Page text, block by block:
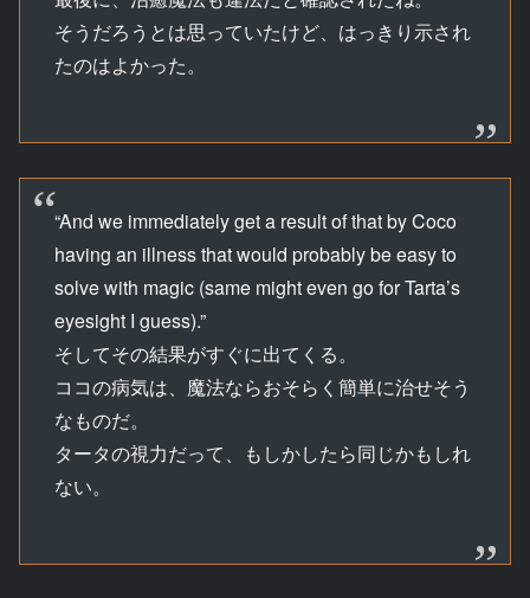
そうだろうとは思っていたけど、はっきり示され
たのはよかった。
“And we immediately get a result of that by Coco
having an illness that would probably be easy to
solve with magic (same might even go for Tarta’s
eyesight I guess).”
そしてその結果がすぐに出てくる。
ココの病気は、魔法ならおそらく簡単に治せそう
なものだ。
タータの視力だって、もしかしたら同じかもしれ
ない。